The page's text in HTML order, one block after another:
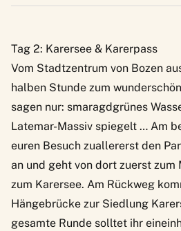
Tag 2: Karersee & Karerpass
Vom Stadtzentrum von Bozen
halben Stunde zum
sagen nur: smaragdgrünes
Latemar-Massiv spiegelt … Am
euren Besuch zuallererst den
an und geht von dort zuerst zum
zum Karersee. Am Rückweg
Hängebrücke zur Siedlung
gesamte Runde solltet ihr